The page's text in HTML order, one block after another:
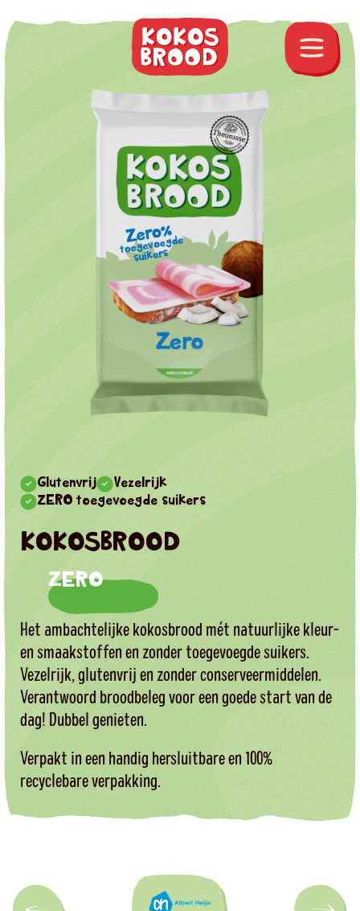
Glutenvrij
Vezelrijk
ZERO toegevoegde suikers
KOKOSBROOD
ZERO
Het ambachtelijke kokosbrood mét natuurlijke kleur-
en smaakstoffen en zonder toegevoegde suikers.
Vezelrijk, glutenvrij en zonder conserveermiddelen.
Verantwoord broodbeleg voor een goede start van de
dag! Dubbel genieten.
Verpakt in een handig hersluitbare en 100%
recyclebare verpakking.